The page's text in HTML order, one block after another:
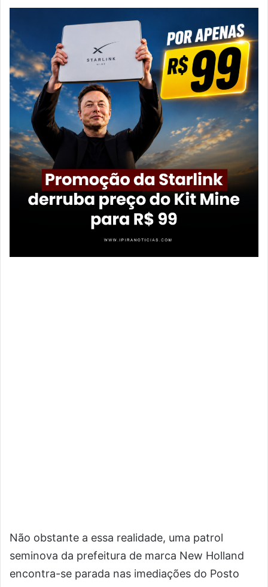
Não obstante a essa realidade, uma patrol
seminova da prefeitura de marca New Holland
encontra-se parada nas imediações do Posto